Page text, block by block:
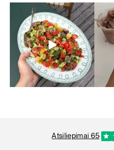
atsiliepimai 65·